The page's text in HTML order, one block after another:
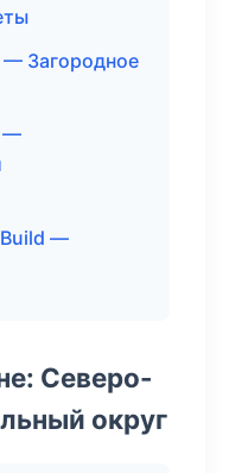
Загородное
—
—
Северо-
округ